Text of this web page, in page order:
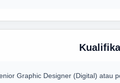
Graphic Designer (Digital) atau